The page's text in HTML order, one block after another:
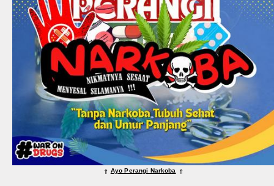
⇑ Ayo Perangi Narkoba ⇑